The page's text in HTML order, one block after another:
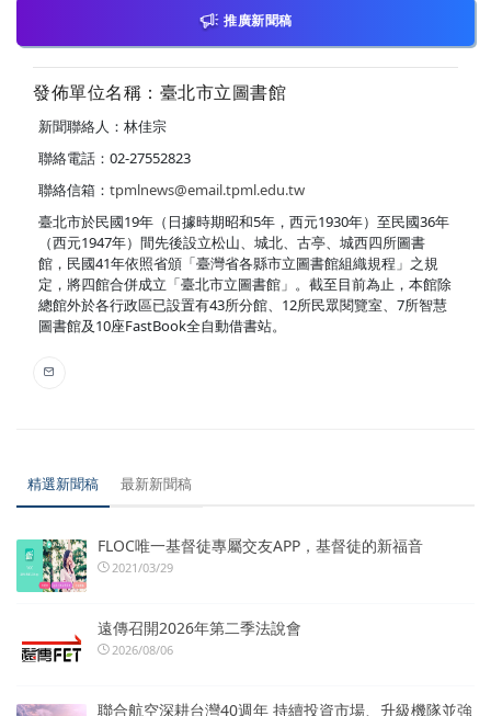
推廣新聞稿
發佈單位名稱：臺北市立圖書館
新聞聯絡人：林佳宗
聯絡電話：02-27552823
聯絡信箱： tpmlnews@email.tpml.edu.tw
臺北市於民國19年（日據時期昭和5年，西元1930年）至民國36年
（西元1947年）間先後設立松山、城北、古亭、城西四所圖書
館，民國41年依照省頒「臺灣省各縣市立圖書館組織規程」之規
定，將四館合併成立「臺北市立圖書館」。截至目前為止，本館除
總館外於各行政區已設置有43所分館、12所民眾閱覽室、7所智慧
圖書館及10座FastBook全自動借書站。
精選新聞稿 最新新聞稿
FLOC唯一基督徒專屬交友APP，基督徒的新福音
2021/03/29
遠傳召開2026年第二季法說會
2026/08/06
聯合航空深耕台灣40週年 持續投資市場、升級機隊並強